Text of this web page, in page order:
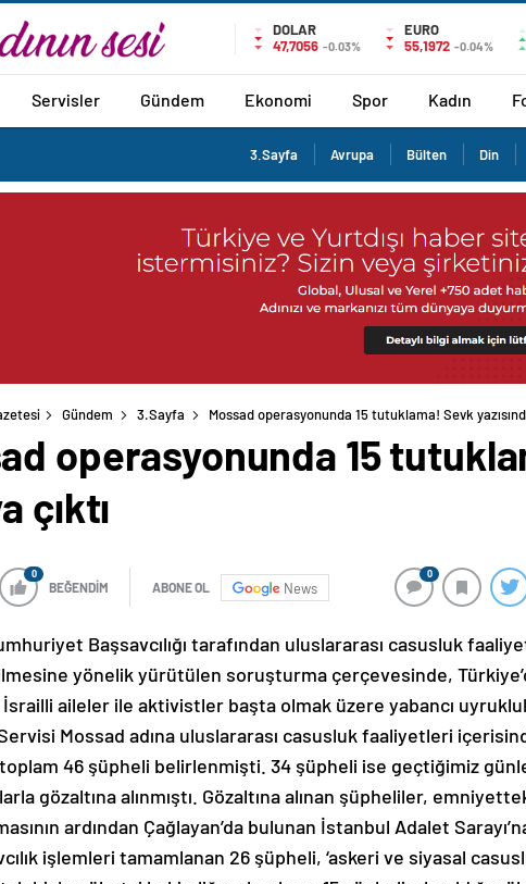
DOLAR
47,7056 -0.03%
EURO
55,1972 -0.04%
Servisler Gündem Ekonomi Spor Kadın
3.Sayfa Avrupa Bülten Din
Gündem 3.Sayfa Mossad operasyonunda 15 tutuklama! Sevk
operasyonunda 15
çıktı
0
BEĞENDİM ABONE OL News
0
Başsavcılığı tarafından uluslararası casusluk
yönelik yürütülen soruşturma çerçevesinde,
aileler ile aktivistler başta olmak üzere yabancı
Mossad adına uluslararası casusluk faaliyetleri
46 şüpheli belirlenmişti. 34 şüpheli ise geçtiğimiz
gözaltına alınmıştı. Gözaltına alınan şüpheliler,
ardından Çağlayan’da bulunan İstanbul Adalet
işlemleri tamamlanan 26 şüpheli, ‘askeri ve siyasal